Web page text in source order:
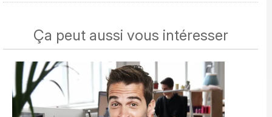
Ça peut aussi vous intéresser